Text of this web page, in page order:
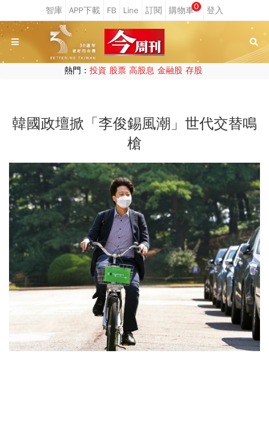
0
熱門： 投資 股票 高股息 金融股 存股
韓國政壇掀「李俊錫風潮」世代交替鳴
槍